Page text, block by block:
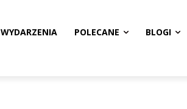
WYDARZENIA POLECANE BLOGI